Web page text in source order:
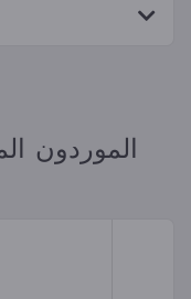
الموردون